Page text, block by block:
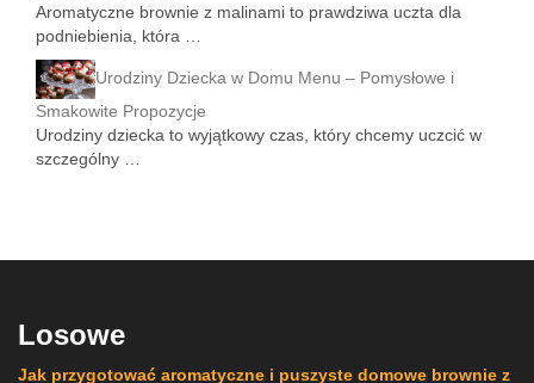
Aromatyczne brownie z malinami to prawdziwa uczta dla
podniebienia, która …
Urodziny Dziecka w Domu Menu – Pomysłowe i
Smakowite Propozycje
Urodziny dziecka to wyjątkowy czas, który chcemy uczcić w
szczególny …
Losowe
Jak przygotować aromatyczne i puszyste domowe brownie z